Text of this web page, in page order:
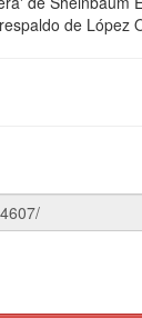
de López